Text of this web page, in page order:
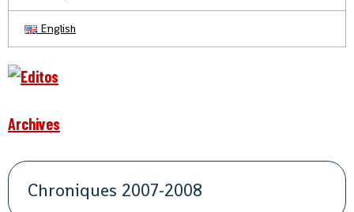
English
Archives
Chroniques 2007-2008